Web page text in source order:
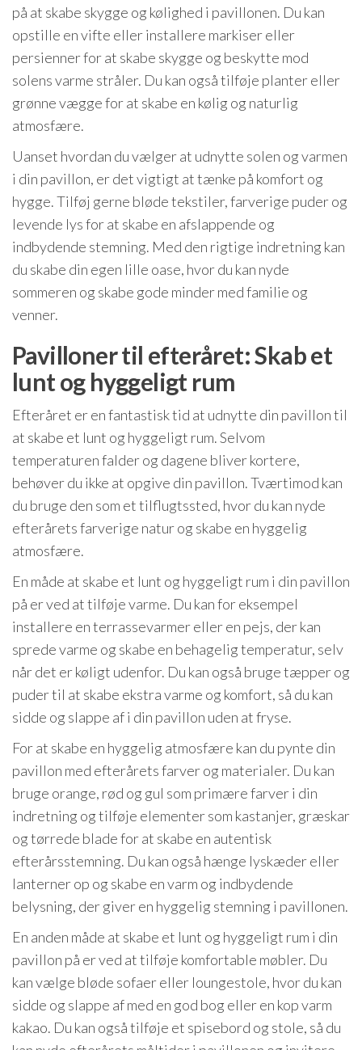
på at skabe skygge og kølighed i pavillonen. Du kan
opstille en vifte eller installere markiser eller
persienner for at skabe skygge og beskytte mod
solens varme stråler. Du kan også tilføje planter eller
grønne vægge for at skabe en kølig og naturlig
atmosfære.
Uanset hvordan du vælger at udnytte solen og varmen
i din pavillon, er det vigtigt at tænke på komfort og
hygge. Tilføj gerne bløde tekstiler, farverige puder og
levende lys for at skabe en afslappende og
indbydende stemning. Med den rigtige indretning kan
du skabe din egen lille oase, hvor du kan nyde
sommeren og skabe gode minder med familie og
venner.
Pavilloner til efteråret: Skab et
lunt og hyggeligt rum
Efteråret er en fantastisk tid at udnytte din pavillon til
at skabe et lunt og hyggeligt rum. Selvom
temperaturen falder og dagene bliver kortere,
behøver du ikke at opgive din pavillon. Tværtimod kan
du bruge den som et tilflugtssted, hvor du kan nyde
efterårets farverige natur og skabe en hyggelig
atmosfære.
En måde at skabe et lunt og hyggeligt rum i din pavillon
på er ved at tilføje varme. Du kan for eksempel
installere en terrassevarmer eller en pejs, der kan
sprede varme og skabe en behagelig temperatur, selv
når det er køligt udenfor. Du kan også bruge tæpper og
puder til at skabe ekstra varme og komfort, så du kan
sidde og slappe af i din pavillon uden at fryse.
For at skabe en hyggelig atmosfære kan du pynte din
pavillon med efterårets farver og materialer. Du kan
bruge orange, rød og gul som primære farver i din
indretning og tilføje elementer som kastanjer, græskar
og tørrede blade for at skabe en autentisk
efterårsstemning. Du kan også hænge lyskæder eller
lanterner op og skabe en varm og indbydende
belysning, der giver en hyggelig stemning i pavillonen.
En anden måde at skabe et lunt og hyggeligt rum i din
pavillon på er ved at tilføje komfortable møbler. Du
kan vælge bløde sofaer eller loungestole, hvor du kan
sidde og slappe af med en god bog eller en kop varm
kakao. Du kan også tilføje et spisebord og stole, så du